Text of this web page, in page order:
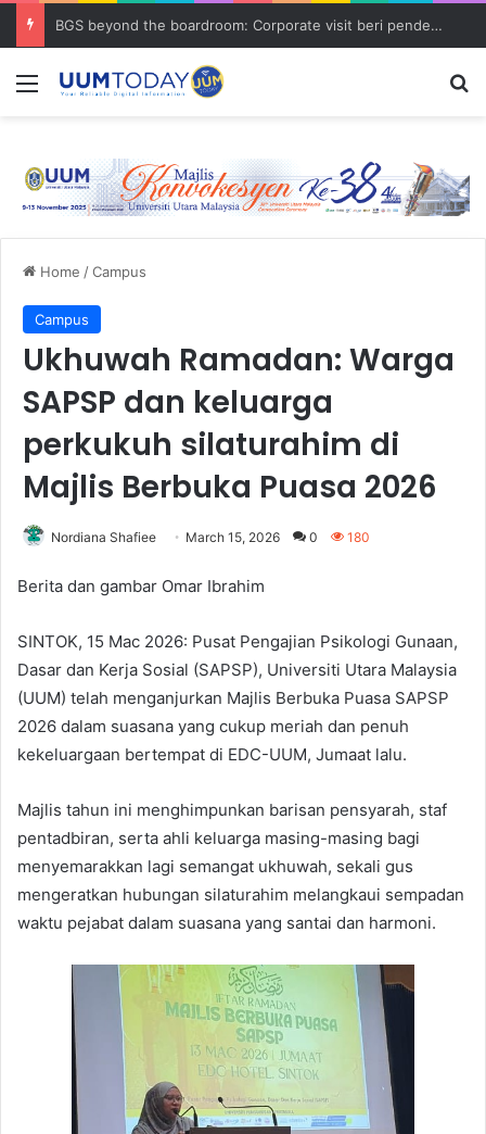
BGS beyond the boardroom: Corporate visit beri pendedahan dunia korporat kepada PELAJAR UUM
Menu
Home /Campus
Campus
Ukhuwah Ramadan: Warga
SAPSP dan keluarga
perkukuh silaturahim di
Majlis Berbuka Puasa 2026
Nordiana Shafiee March 15, 2026 0 180
Berita dan gambar Omar Ibrahim
SINTOK, 15 Mac 2026: Pusat Pengajian Psikologi Gunaan,
Dasar dan Kerja Sosial (SAPSP), Universiti Utara Malaysia
(UUM) telah menganjurkan Majlis Berbuka Puasa SAPSP
2026 dalam suasana yang cukup meriah dan penuh
kekeluargaan bertempat di EDC-UUM, Jumaat lalu.
Majlis tahun ini menghimpunkan barisan pensyarah, staf
pentadbiran, serta ahli keluarga masing-masing bagi
menyemarakkan lagi semangat ukhuwah, sekali gus
mengeratkan hubungan silaturahim melangkaui sempadan
waktu pejabat dalam suasana yang santai dan harmoni.